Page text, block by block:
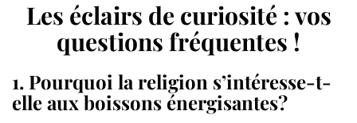
Les éclairs de curiosité : vos
questions fréquentes !
1. Pourquoi la religion s’intéresse-t-
elle aux boissons énergisantes?